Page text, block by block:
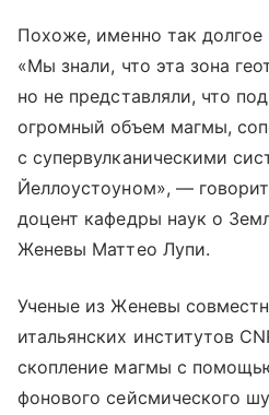
Похоже, именно так
«Мы знали, что эта зона
но не представляли, что
огромный объем магмы,
с супервулканическими
Йеллоустоуном», —
доцент кафедры наук о
Женевы Маттео Лупи.
Ученые из Женевы
итальянских институтов
скопление магмы с
фонового сейсмического